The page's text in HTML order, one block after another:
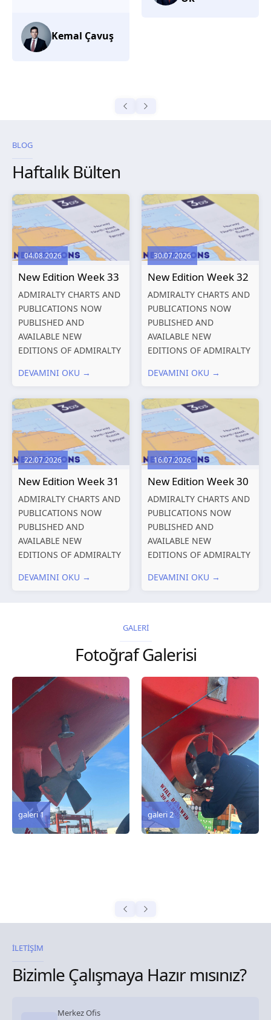
BLOG
Haftalık Bülten
04.08.2026
New Edition Week 33
ADMIRALTY CHARTS AND
PUBLICATIONS NOW
PUBLISHED AND
AVAILABLE NEW
EDITIONS OF ADMIRALTY
PUBLICATIONS New
Charts published 13
August 2026 Chart
Title, limits
and other remarks
319
International chart
DEVAMINI OKU →
30.07.2026
New Edition Week 32
ADMIRALTY CHARTS AND
PUBLICATIONS NOW
PUBLISHED AND
AVAILABLE NEW
EDITIONS OF ADMIRALTY
PUBLICATIONS New
Charts published 06
August 2026 Chart Title,
limits and other remarks
1602 China – Chang...
DEVAMINI OKU →
22.07.2026
New Edition Week 31
ADMIRALTY CHARTS AND
PUBLICATIONS NOW
PUBLISHED AND
AVAILABLE NEW
EDITIONS OF ADMIRALTY
PUBLICATIONS New
remarks 127 Korea
DEVAMINI OKU →
16.07.2026
New Edition Week 30
ADMIRALTY CHARTS AND
PUBLICATIONS NOW
PUBLISHED AND
AVAILABLE NEW
EDITIONS OF ADMIRALTY
PUBLICATIONS New
2026 Chart
Title, limits and other
remarks 67 Gulf of...
DEVAMINI OKU →
GALERİ
Fotoğraf Galerisi
galeri 2
galeri 3
İLETİŞİM
Bizimle Çalışmaya Hazır mısınız?
Merkez Ofis